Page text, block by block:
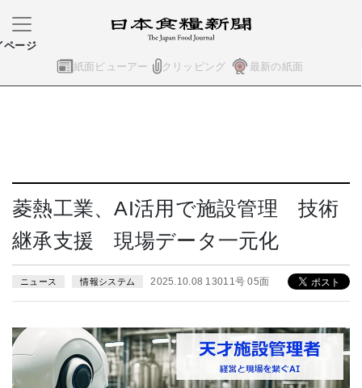
紙面ビューアー クリッピング 最新の紙面
ページ
菱熱工業、AI活用で施設管理 技術
継承支援 現場データ一元化
ニュース 情報システム 2025.10.08 13011号 05面